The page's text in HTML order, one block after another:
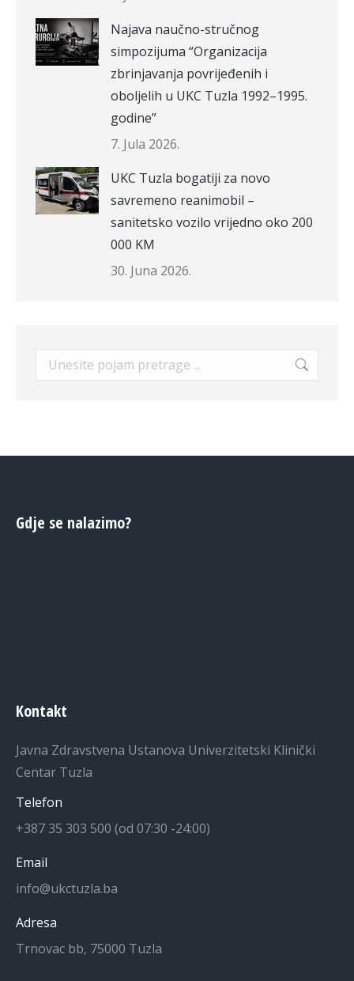
Najava naučno-stručnog
simpozijuma “Organizacija
zbrinjavanja povrijeđenih i
oboljelih u UKC Tuzla 1992–1995.
godine”
7. Jula 2026.
UKC Tuzla bogatiji za novo
savremeno reanimobil –
sanitetsko vozilo vrijedno oko 200
000 KM
30. Juna 2026.
Search:
Gdje se nalazimo?
Kontakt
Javna Zdravstvena Ustanova Univerzitetski Klinički
Centar Tuzla
Telefon
+387 35 303 500 (od 07:30 -24:00)
Email
info@ukctuzla.ba
Adresa
Trnovac bb, 75000 Tuzla